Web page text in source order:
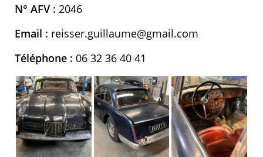
N° AFV : 2046
Email : reisser.guillaume@gmail.com
Téléphone : 06 32 36 40 41